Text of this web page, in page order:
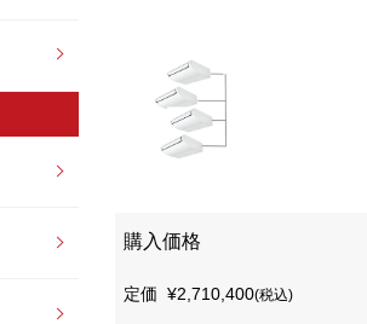
購入価格
定価 ¥2,710,400(税込)